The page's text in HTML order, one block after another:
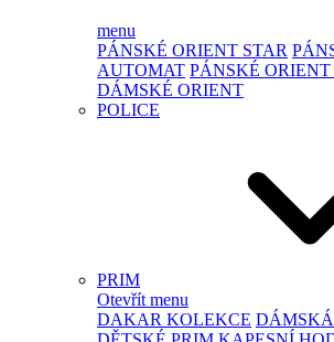
menu
PÁNSKÉ ORIENT STAR
AUTOMAT PÁNSKÉ
DÁMSKÉ ORIENT
POLICE
PRIM
Otevřít menu
DAKAR KOLEKCE